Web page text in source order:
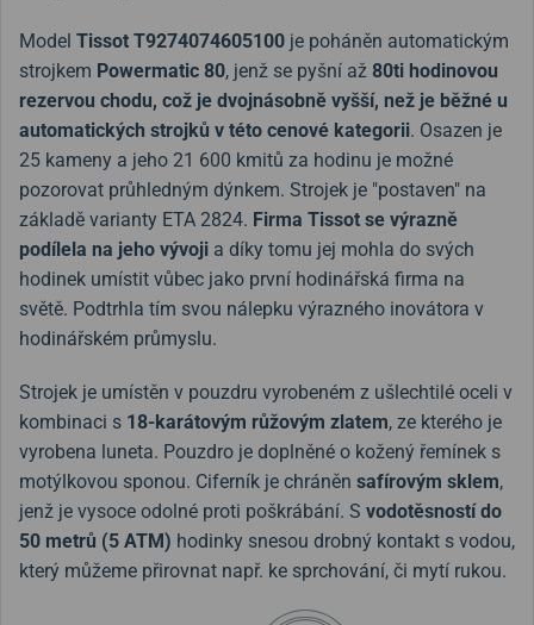
Model Tissot T9274074605100 je poháněn automatickým
strojkem Powermatic 80, jenž se pyšní až 80ti hodinovou
rezervou chodu, což je dvojnásobně vyšší, než je běžné u
automatických strojků v této cenové kategorii. Osazen je
25 kameny a jeho 21 600 kmitů za hodinu je možné
pozorovat průhledným dýnkem. Strojek je "postaven" na
základě varianty ETA 2824. Firma Tissot se výrazně
podílela na jeho vývoji a díky tomu jej mohla do svých
hodinek umístit vůbec jako první hodinářská firma na
světě. Podtrhla tím svou nálepku výrazného inovátora v
hodinářském průmyslu.
Strojek je umístěn v pouzdru vyrobeném z ušlechtilé oceli v
kombinaci s 18-karátovým růžovým zlatem, ze kterého je
vyrobena luneta. Pouzdro je doplněné o kožený řemínek s
motýlkovou sponou. Ciferník je chráněn safírovým sklem,
jenž je vysoce odolné proti poškrábání. S vodotěsností do
50 metrů (5 ATM) hodinky snesou drobný kontakt s vodou,
který můžeme přirovnat např. ke sprchování, či mytí rukou.